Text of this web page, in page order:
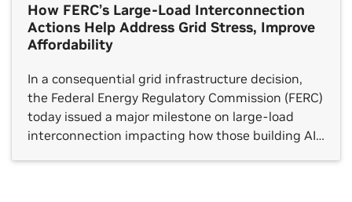
How FERC’s Large-Load Interconnection
Actions Help Address Grid Stress, Improve
Affordability
In a consequential grid infrastructure decision,
the Federal Energy Regulatory Commission (FERC)
today issued a major milestone on large-load
interconnection impacting how those building AI